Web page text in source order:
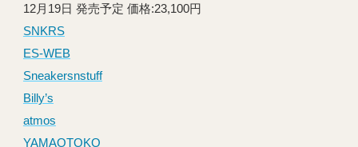
12月19日 発売予定 価格:23,100円
SNKRS
ES-WEB
Sneakersnstuff
Billy’s
atmos
YAMAOTOKO